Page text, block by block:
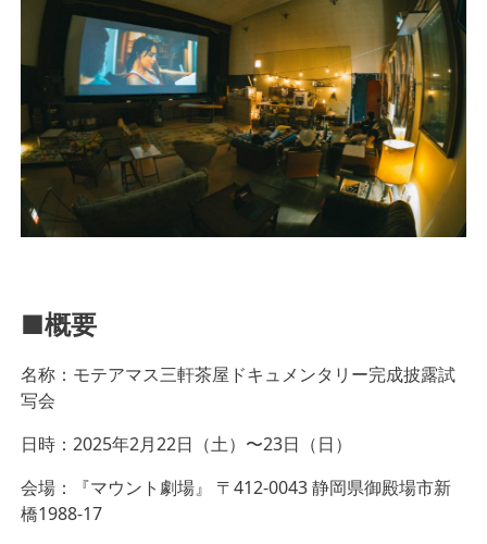
■概要
名称：モテアマス三軒茶屋ドキュメンタリー完成披露試
写会
日時：2025年2月22日（土）〜23日（日）
会場：『マウント劇場』 〒412-0043 静岡県御殿場市新
橋1988-17